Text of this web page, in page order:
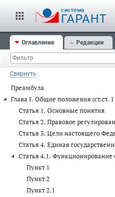
cистема
ГАРАНТ
Оглавление Редакции
Свернуть
Преамбула
Глава I. Общие положения (ст.ст.
Статья 1. Основные понятия
Статья 2. Правовое
Статья 3. Цели настоящего
Статья 4. Единая
Статья 4.1.
Пункт 1
Пункт 2
Пункт 2.1